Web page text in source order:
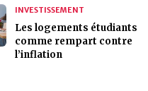
INVESTISSEMENT
Les logements étudiants
comme rempart contre
l’inflation